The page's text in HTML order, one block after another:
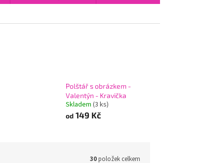
Polštář s obrázkem -
Valentýn - Kravička
Skladem (3 ks)
od149 Kč
30položek celkem